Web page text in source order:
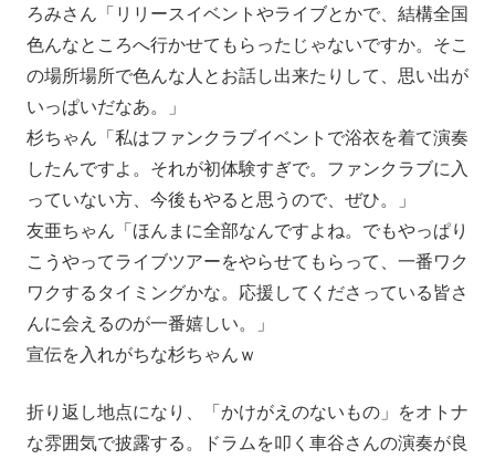
ろみさん「リリースイベントやライブとかで、結構全国
色んなところへ行かせてもらったじゃないですか。そこ
の場所場所で色んな人とお話し出来たりして、思い出が
いっぱいだなあ。」
杉ちゃん「私はファンクラブイベントで浴衣を着て演奏
したんですよ。それが初体験すぎで。ファンクラブに入
っていない方、今後もやると思うので、ぜひ。」
友亜ちゃん「ほんまに全部なんですよね。でもやっぱり
こうやってライブツアーをやらせてもらって、一番ワク
ワクするタイミングかな。応援してくださっている皆さ
んに会えるのが一番嬉しい。」
宣伝を入れがちな杉ちゃんｗ
折り返し地点になり、「かけがえのないもの」をオトナ
な雰囲気で披露する。ドラムを叩く車谷さんの演奏が良